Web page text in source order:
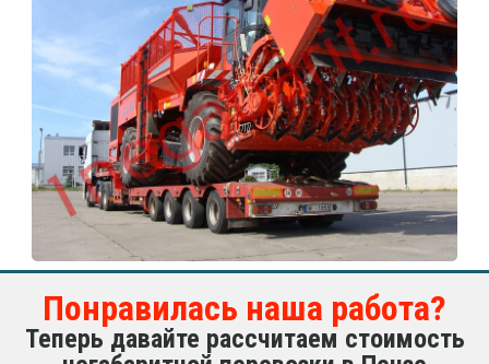
Понравилась наша работа?
Теперь давайте рассчитаем стоимость